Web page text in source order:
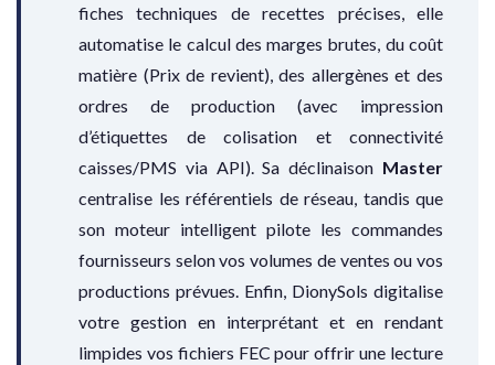
fiches techniques de recettes précises, elle
automatise le calcul des marges brutes, du coût
matière (Prix de revient), des allergènes et des
ordres de production (avec impression
d’étiquettes de colisation et connectivité
caisses/PMS via API). Sa déclinaison Master
centralise les référentiels de réseau, tandis que
son moteur intelligent pilote les commandes
fournisseurs selon vos volumes de ventes ou vos
productions prévues. Enfin, DionySols digitalise
votre gestion en interprétant et en rendant
limpides vos fichiers FEC pour offrir une lecture